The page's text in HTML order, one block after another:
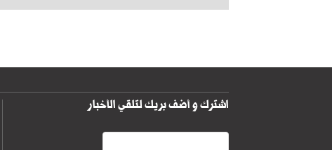
اشترك و أضف بريك لتلقي الأخبار